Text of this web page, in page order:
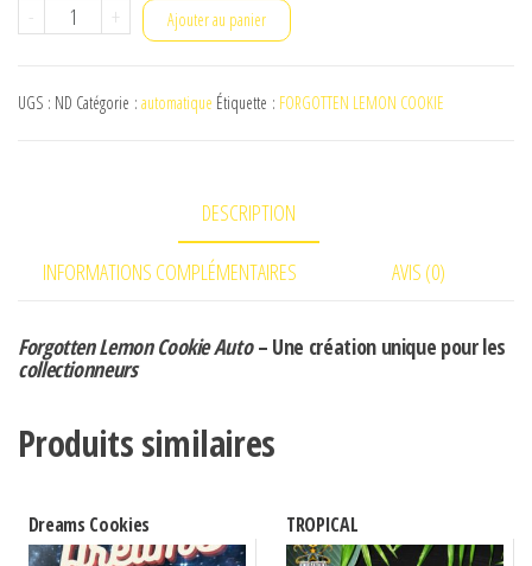
-
quantité
Lemon
+ Ajouter au panier
UGS : ND Catégorie : automatique Étiquette : FORGOTTEN LEMON COOKIE
DESCRIPTION
INFORMATIONS COMPLÉMENTAIRES AVIS (0)
Forgotten Lemon Cookie Auto– Une création unique pour les
collectionneurs
Produits similaires
Dreams Cookies TROPICAL